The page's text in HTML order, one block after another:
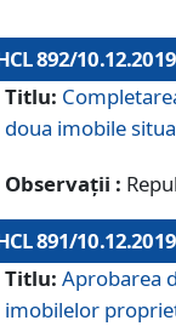
892/10.12.2019
Titlu:
doua imobile
Observații :
891/10.12.2019
Titlu: Aprobarea
imobilelor